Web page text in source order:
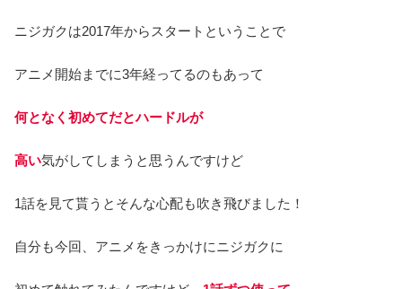
ニジガクは2017年からスタートということで
アニメ開始までに3年経ってるのもあって
何となく初めてだとハードルが
高い気がしてしまうと思うんですけど
1話を見て貰うとそんな心配も吹き飛びました！
自分も今回、アニメをきっかけにニジガクに